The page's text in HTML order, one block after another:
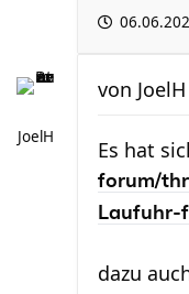
JoelH
von JoelH
Es hat
forum/
Laufuhr-
dazu